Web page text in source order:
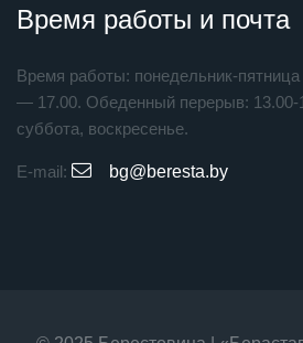
Время работы и почта
Время работы: понедельник-
— 17.00. Обеденный перерыв:
суббота, воскресенье.
E-mail: bg@beresta.by